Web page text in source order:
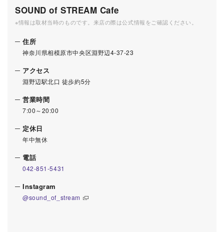
SOUND of STREAM Cafe
※情報は取材当時のものです。来店の際は公式情報をご確認ください。
住所
神奈川県相模原市中央区淵野辺4-37-23
アクセス
淵野辺駅北口 徒歩約5分
営業時間
7:00～20:00
定休日
年中無休
電話
042-851-5431
Instagram
@sound_of_stream